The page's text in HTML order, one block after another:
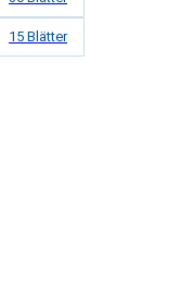
15 Blätter